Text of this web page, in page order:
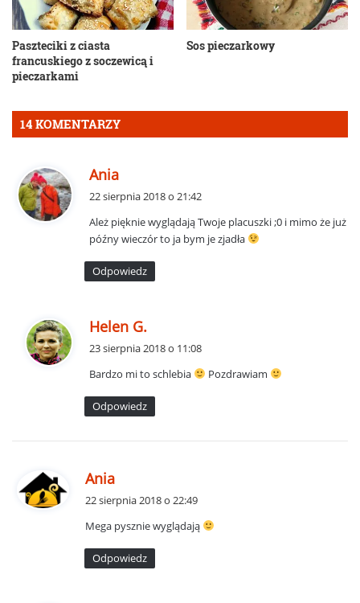
Paszteciki z ciasta
francuskiego z soczewicą i
pieczarkami
Sos pieczarkowy
14 KOMENTARZY
Ania
s
z
e
:
22 sierpnia 2018 o 21:42
Ależ pięknie wyglądają Twoje placuszki ;0 i mimo że już
późny wieczór to ja bym je zjadła
Odpowiedz
Helen G.
z
e
:
23 sierpnia 2018 o 11:08
Bardzo mi to schlebia
Pozdrawiam
Odpowiedz
Ania
s
z
e
:
22 sierpnia 2018 o 22:49
Mega pysznie wyglądają
Odpowiedz